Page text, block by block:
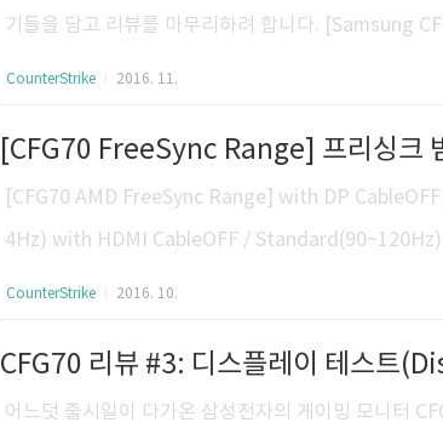
a..
기들을 담고 리뷰를 마무리하려 합니다. [Samsung
달린 푸른 조명, 아레나 라이팅입니다. 굳이 모니터를
는 웰컴라이트 역할만으로 존재의의가 충분합니다.
9: 다시 생각해보니 PC와 함께 플스/엑박 등 콘솔기기
420T의 HAS 스탠드에는 헤드셋을 걸어둘 수 있는 고
CounterStrike 2016. 11.
[CFG70 FreeSync Range] 프리싱크
[CFG70 AMD FreeSync Range] with DP
4Hz) with HDMI CableOFF /
기능은 인풋렉에 영향을 주지 않습니다. http://
랙 이퀄라이저 테스트(Black Equalizer Test) / 디스
FG70 / C27FG70 본 포스팅은 ..
CounterStrike 2016. 10.
CFG70 리뷰 #3: 디스플레이 테스트
어느덧 출시일이 다가온 삼성전자의 게이밍 모니터